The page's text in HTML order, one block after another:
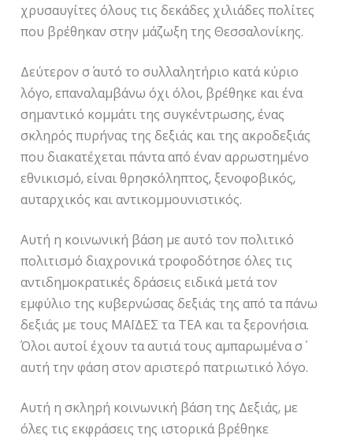
χρυσαυγίτες όλους τις δεκάδες χιλιάδες πολίτες
που βρέθηκαν στην μάζωξη της Θεσσαλονίκης.
Δεύτερον σ΄ αυτό το συλλαλητήριο κατά κύριο
λόγο, επαναλαμβάνω όχι όλοι, βρέθηκε και ένα
σημαντικό κομμάτι της συγκέντρωσης, ένας
σκληρός πυρήνας της δεξιάς και της ακροδεξιάς
που διακατέχεται πάντα από έναν αρρωστημένο
εθνικισμό, είναι θρησκόληπτος, ξενοφοβικός,
αυταρχικός και αντικομμουνιστικός.
Αυτή η κοινωνική βάση με αυτό τον πολιτικό
πολιτισμό διαχρονικά τροφοδότησε όλες τις
αντιδημοκρατικές δράσεις ειδικά μετά τον
εμφύλιο της κυβερνώσας δεξιάς της από τα πάνω
δεξιάς με τους ΜΑΪΔΕΣ τα ΤΕΑ και τα ξερονήσια.
Όλοι αυτοί έχουν τα αυτιά τους αμπαρωμένα σ΄
αυτή την φάση στον αριστερό πατριωτικό λόγο.
Αυτή η σκληρή κοινωνική βάση της Δεξιάς, με
όλες τις εκφράσεις της ιστορικά βρέθηκε